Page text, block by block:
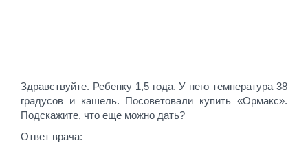
Здравствуйте. Ребенку 1,5 года. У него температура 38
градусов и кашель. Посоветовали купить «Ормакс».
Подскажите, что еще можно дать?
Ответ врача: